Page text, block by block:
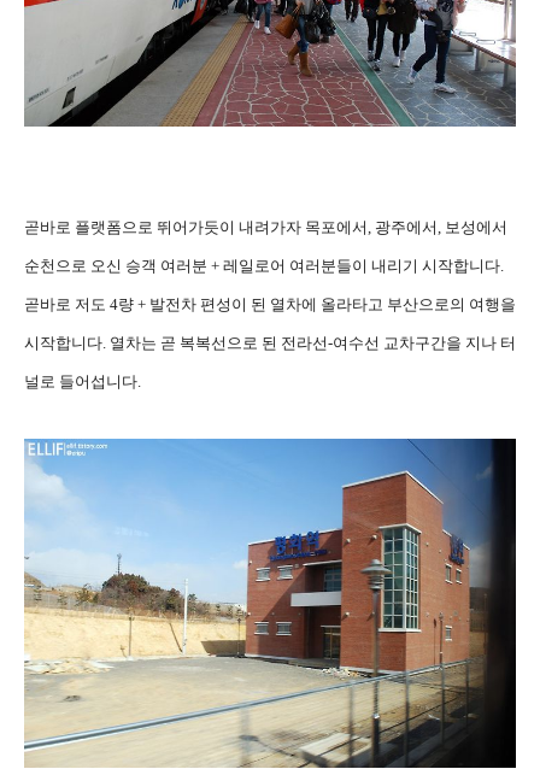
곧바로 플랫폼으로 뛰어가듯이 내려가자 목포에서, 광주에서, 보성에서
순천으로 오신 승객 여러분 + 레일로어 여러분들이 내리기 시작합니다.
곧바로 저도 4량 + 발전차 편성이 된 열차에 올라타고 부산으로의 여행을
시작합니다. 열차는 곧 복복선으로 된 전라선-여수선 교차구간을 지나 터
널로 들어섭니다.